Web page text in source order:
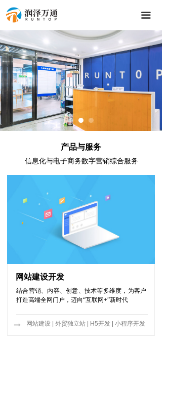
끀
产品与服务
信息化与电子商务数字营销综合服务
网站建设开发
结合营销、内容、创意、技术等多维度，为客户
打造高端全网门户，迈向“互联网+”新时代
网站建设 外贸独立站 H5开发 小程序开发